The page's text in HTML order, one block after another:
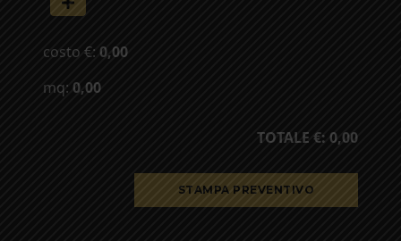
costo €: 0,00
mq: 0,00
TOTALE €: 0,00
STAMPA PREVENTIVO